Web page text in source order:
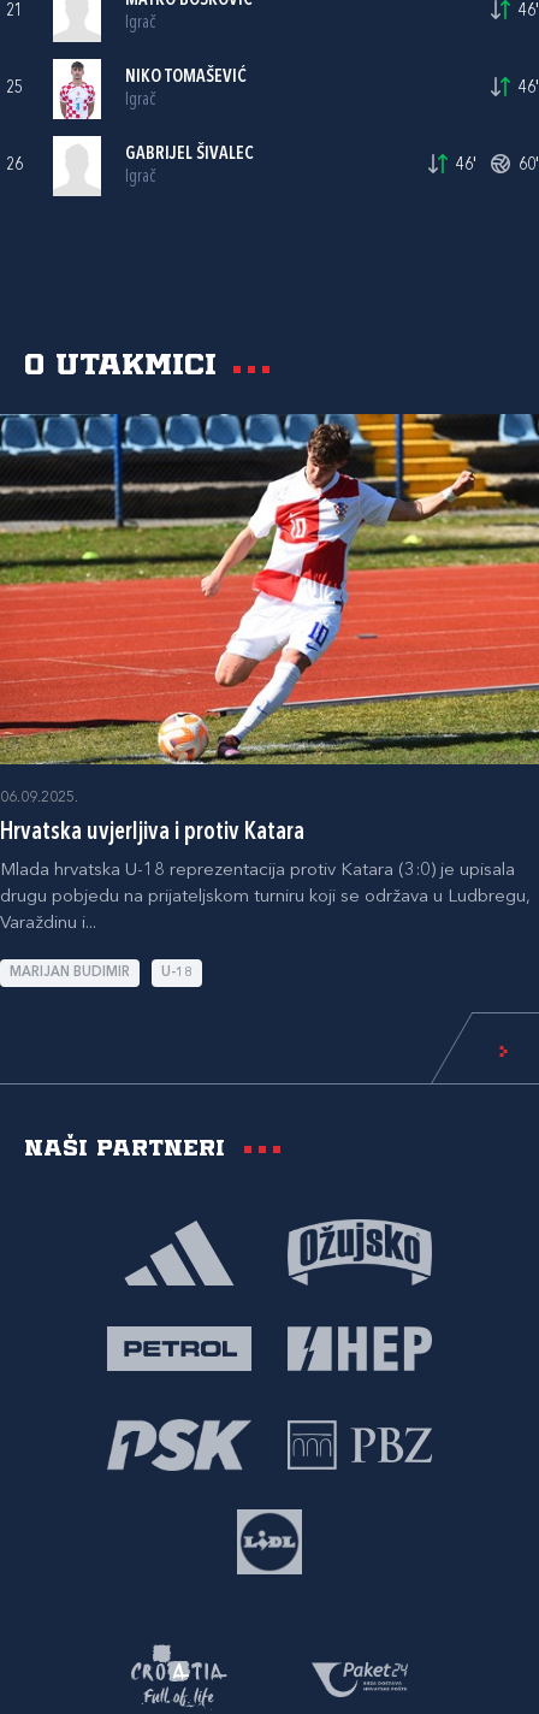
21
Igrač
46'
25
NIKO TOMAŠEVIĆ
Igrač
46'
26
GABRIJEL ŠIVALEC
Igrač
46' 60'
O utakmici
06.09.2025.
Hrvatska uvjerljiva i protiv Katara
Mlada hrvatska U-18 reprezentacija protiv Katara (3:0) je upisala
drugu pobjedu na prijateljskom turniru koji se održava u Ludbregu,
Varaždinu i...
MARIJAN BUDIMIR U-18
Naši partneri